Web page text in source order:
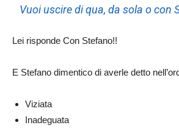
Vuoi uscire di qua, da sola o con
Lei risponde Con Stefano!!
E Stefano dimentico di averle detto
Viziata
Inadeguata